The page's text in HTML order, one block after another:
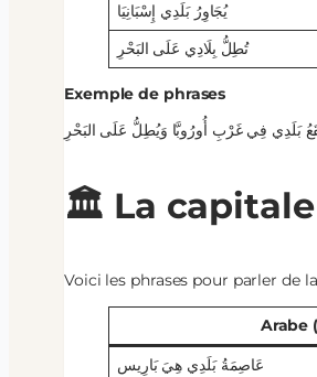
يُجَاوِرُ بَلَدِي إِسْبَانِيَا
تُطِلُّ بِلَادِي عَلَى البَحْرِ
Exemple de phrases
🏛️ La
Voici les phrases pour parler de
Arabe
عَاصِمَةُ بَلَدِي هِيَ بَارِيس